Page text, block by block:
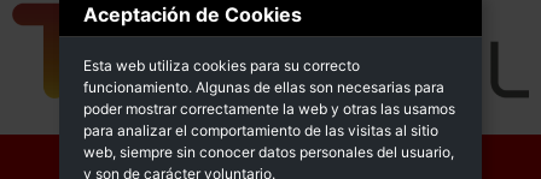
Aceptación de Cookies
Esta web utiliza cookies para su correcto
funcionamiento. Algunas de ellas son necesarias para
poder mostrar correctamente la web y otras las usamos
para analizar el comportamiento de las visitas al sitio
web, siempre sin conocer datos personales del usuario,
y son de carácter voluntario.